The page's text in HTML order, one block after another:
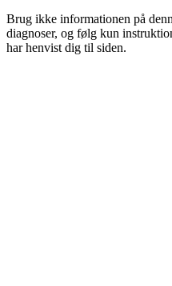
Brug ikke informationen på
diagnoser, og følg kun
har henvist dig til siden.